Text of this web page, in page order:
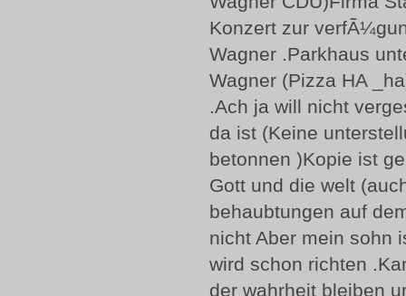
Konzert zur
Wagner .Parkhaus
Wagner (Pizza HA
.Ach ja will nicht
da ist (Keine
betonnen )Kopie ist
Gott und die welt
behaubtungen auf
nicht Aber mein sohn
wird schon richten
der wahrheit bleiben